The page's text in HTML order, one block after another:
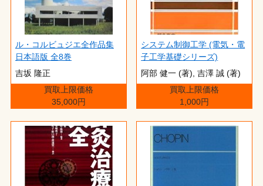
ル・コルビュジエ全作品集
日本語版 全8巻
吉坂 隆正
買取上限価格
35,000円
システム制御工学 (電気・電
子工学基礎シリーズ)
阿部 健一 (著),‎ 吉澤 誠 (著)
買取上限価格
1,000円